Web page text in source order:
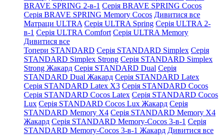
BRAVE SPRING 2-в-1 Серія BRAVE SPRING Cocos
Серія BRAVE SPRING Memory Cocos Дивитися все
Матраци ULTRA Серія ULTRA Spring Серія ULTRA 2-
в-1 Серія ULTRA Comfort Серія ULTRA Memory
Дивитися все
Топери STANDARD Серія STANDARD Simplex Серія
STANDARD Simplex Strong Серія STANDARD Simplex
Strong Жакард Серія STANDARD Dual Серія
STANDARD Dual Жакард Серія STANDARD Latex
Серія STANDARD Latex X3 Серія STANDARD Cocos
Серія STANDARD Cocos Latex Серія STANDARD Cocos
Lux Серія STANDARD Cocos Lux Жакард Серія
STANDARD Memory X4 Серія STANDARD Memory X4
Жакард Серія STANDARD Memory-Cocos 3-в-1 Серія
STANDARD Memory-Cocos 3-в-1 Жакард Дивитися все